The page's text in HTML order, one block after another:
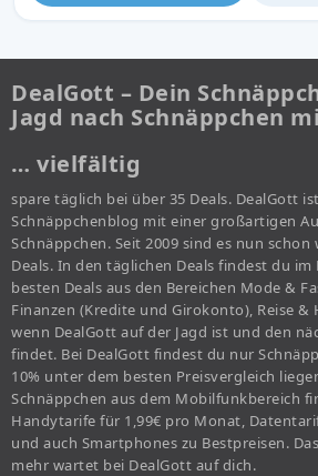
DealGott – Dein
Jagd nach Schnäppchen
… vielfältig
spare täglich bei über 35 Deals. DealGott
Schnäppchenblog mit einer großartigen
Schnäppchen. Seit 2009 sind es nun schon
Deals. In den täglichen Deals findest du
besten Deals aus den Bereichen Mode &
Finanzen (Kredite und Girokonto), Reise &
wenn DealGott auf der Jagd ist und den
findet. Bei DealGott findest du nur
10% unter dem besten Preisvergleich
Schnäppchen aus dem Mobilfunkbereich
Handytarife für 1,99€ pro Monat,
und auch Smartphones zu Bestpreisen.
mehr wartet bei DealGott auf dich.